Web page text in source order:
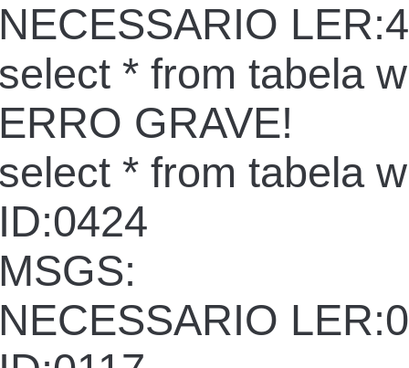
* from tabela
GRAVE!
* from tabela